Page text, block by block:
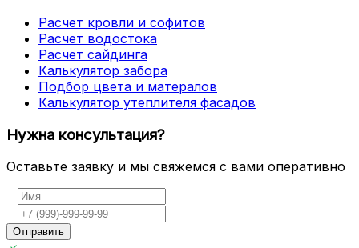
Расчет кровли и софитов
Расчет водостока
Расчет сайдинга
Калькулятор забора
Подбор цвета и матералов
Калькулятор утеплителя фасадов
Нужна консультация?
Оставьте заявку и мы свяжемся с вами оперативно
Отправить